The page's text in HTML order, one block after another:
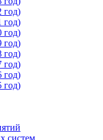
год)
год)
год)
год)
год)
год)
год)
год)
систем